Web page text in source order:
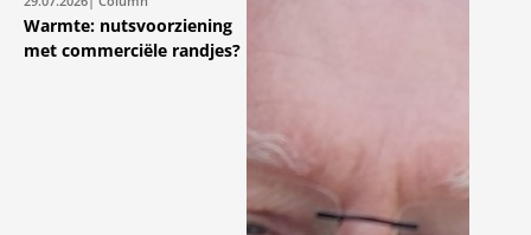
Warmte: nutsvoorziening
met commerciële randjes?